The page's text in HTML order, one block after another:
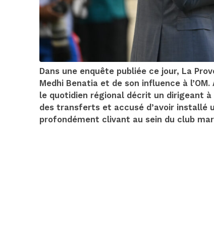
Dans une enquête publiée ce jour, La
Medhi Benatia et de son influence à
le quotidien régional décrit un dirigeant
des transferts et accusé d’avoir
profondément clivant au sein du club